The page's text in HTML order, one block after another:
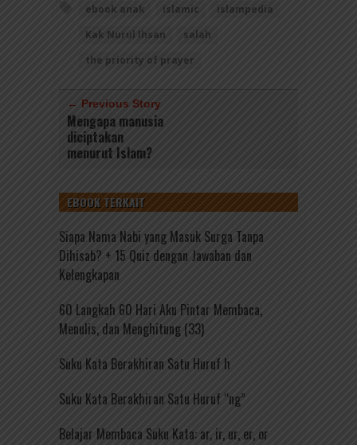
ebook anak islamic
islampedia
Kak Nurul Ihsan
salah
the priority of prayer
← Previous Story
Mengapa manusia
diciptakan
menurut Islam?
EBOOK TERKAIT
Siapa Nama Nabi yang Masuk Surga Tanpa
Dihisab? + 15 Quiz dengan Jawaban dan
Kelengkapan
60 Langkah 60 Hari Aku Pintar Membaca,
Menulis, dan Menghitung (33)
Suku Kata Berakhiran Satu Huruf h
Suku Kata Berakhiran Satu Huruf “ng”
Belajar Membaca Suku Kata: ar, ir, ur, er, or